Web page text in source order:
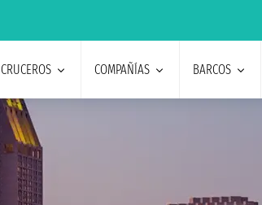
CRUCEROS COMPAÑÍAS BARCOS